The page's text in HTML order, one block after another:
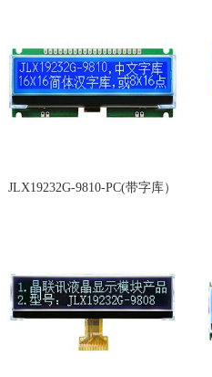
JLX19232G-9810-PC(带字库）